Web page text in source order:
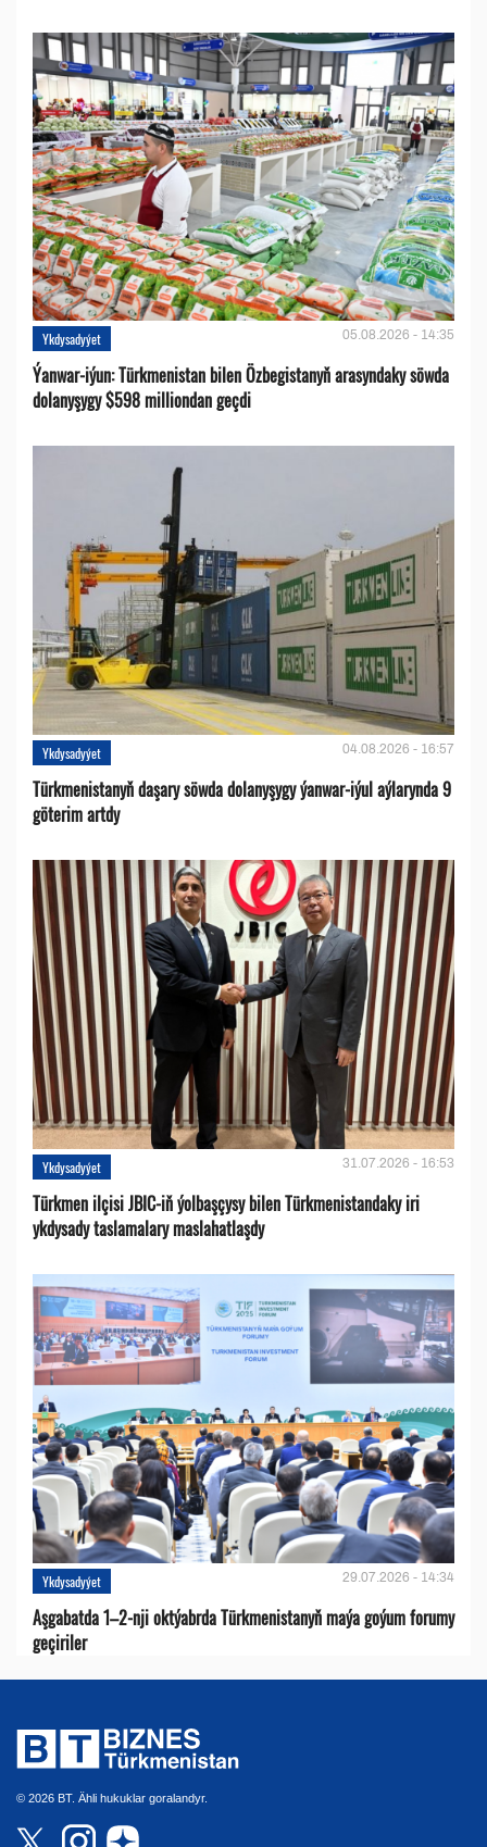
Ykdysadyýet 05.08.2026 - 14:35
Ýanwar-iýun: Türkmenistan bilen Özbegistanyň arasyndaky söwda
dolanyşygy $598 milliondan geçdi
Ykdysadyýet 04.08.2026 - 16:57
Türkmenistanyň daşary söwda dolanyşygy ýanwar-iýul aýlarynda 9
göterim artdy
Ykdysadyýet 31.07.2026 - 16:53
Türkmen ilçisi JBIC-iň ýolbaşçysy bilen Türkmenistandaky iri
ykdysady taslamalary maslahatlaşdy
Ykdysadyýet 29.07.2026 - 14:34
Aşgabatda 1–2-nji oktýabrda Türkmenistanyň maýa goýum forumy
geçiriler
© 2026 BT. Ähli hukuklar goralandyr.